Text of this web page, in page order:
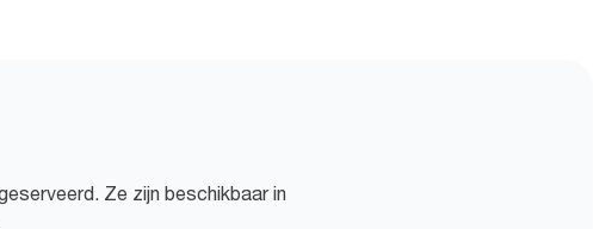
Ze zijn beschikbaar in